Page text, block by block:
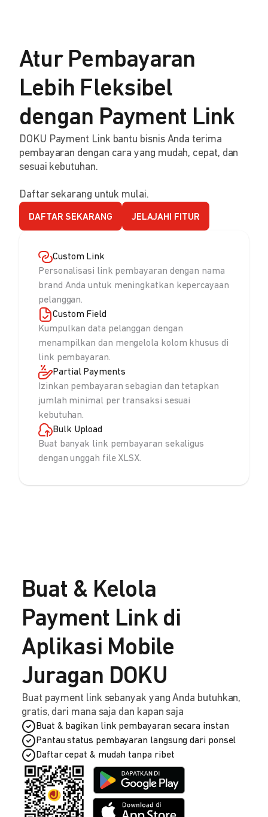
Atur Pembayaran
Lebih Fleksibel
dengan Payment Link
DOKU Payment Link bantu bisnis Anda terima
pembayaran dengan cara yang mudah, cepat, dan
sesuai kebutuhan.
Daftar sekarang untuk mulai.
DAFTAR SEKARANG JELAJAHI FITUR
Custom Link
Personalisasi link pembayaran dengan nama
brand Anda untuk meningkatkan kepercayaan
pelanggan.
Custom Field
Kumpulkan data pelanggan dengan
menampilkan dan mengelola kolom khusus di
link pembayaran.
Partial Payments
Izinkan pembayaran sebagian dan tetapkan
jumlah minimal per transaksi sesuai
kebutuhan.
Bulk Upload
Buat banyak link pembayaran sekaligus
dengan unggah file XLSX.
Buat & Kelola
Payment Link di
Aplikasi Mobile
Juragan DOKU
Buat payment link sebanyak yang Anda butuhkan,
gratis, dari mana saja dan kapan saja
Buat & bagikan link pembayaran secara instan
Pantau status pembayaran langsung dari ponsel
Daftar cepat & mudah tanpa ribet